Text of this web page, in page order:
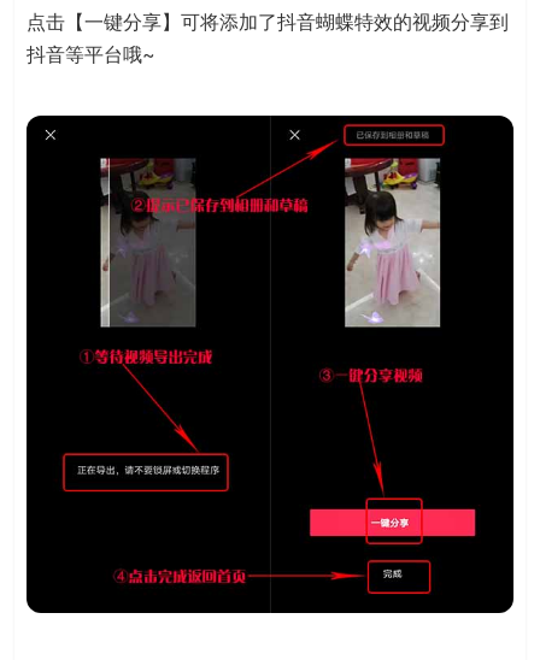
点击【一键分享】可将添加了抖音蝴蝶特效的视频分享到
抖音等平台哦~